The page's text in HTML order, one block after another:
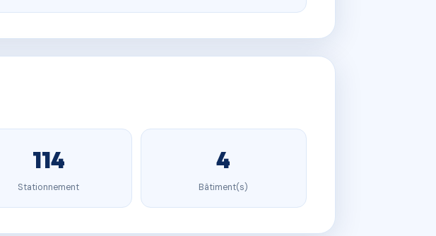
114
Stationnement
4
Bâtiment(s)